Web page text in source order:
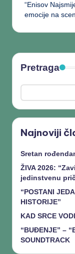
“Enisov
emocije na
Pretraga
Najnoviji
Sretan
ŽIVA 2026:
jedinstvenu
“POSTANI
HISTORIJE”
KAD SRCE
“BUĐENJE” –
SOUNDTRACK